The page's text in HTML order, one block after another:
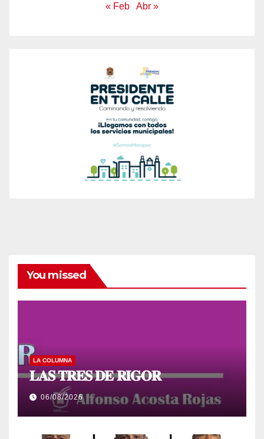
« Feb Abr »
You missed
LA COLUMNA
𝐋𝐀𝐒 𝐓𝐑𝐄𝐒 𝐃𝐄 𝐑𝐈𝐆𝐎𝐑
06/08/2026